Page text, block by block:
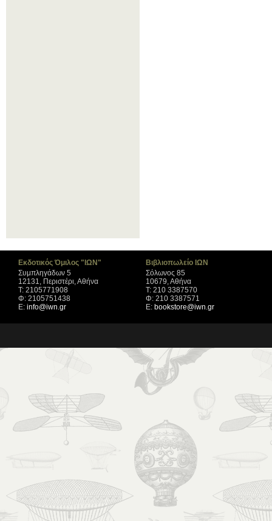
Εκδοτικός Όμιλος "ΙΩΝ"
Συμπληγάδων 5
12131, Περιστέρι, Αθήνα
Τ: 2105771908
Φ: 2105751438
Ε: info@iwn.gr
Βιβλιοπωλείο ΙΩΝ
Σόλωνος 85
10679, Αθήνα
Τ: 210 3387570
Φ: 210 3387571
Ε: bookstore@iwn.gr